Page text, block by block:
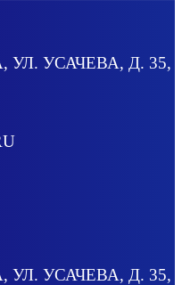
УЛ. УСАЧЕВА, Д. 35,
УЛ. УСАЧЕВА, Д. 35,